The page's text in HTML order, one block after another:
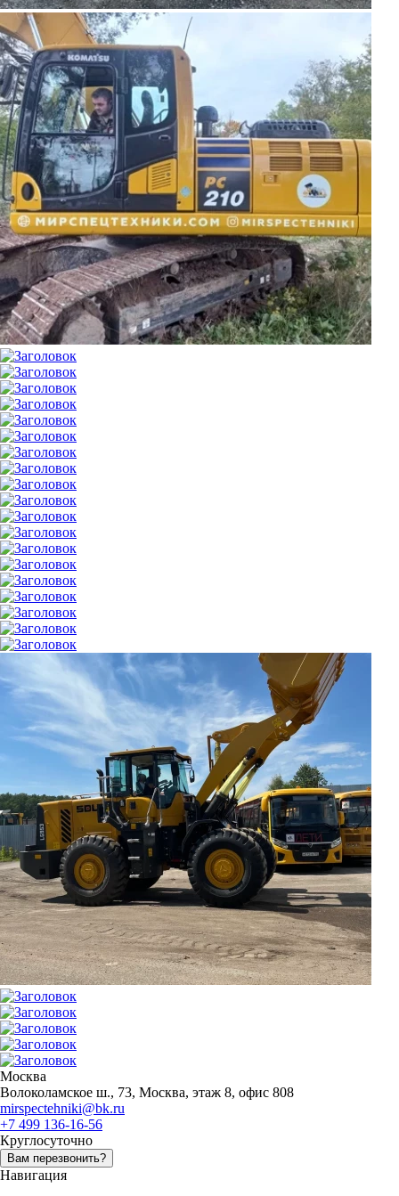
Москва
Волоколамское ш., 73, Москва, этаж 8, офис 808
mirspectehniki@bk.ru
+7 499 136-16-56
Круглосуточно
Вам перезвонить?
Навигация